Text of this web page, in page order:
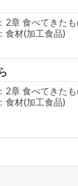
2章 食べてきた
食材(加工食品)
2章 食べてきた
食材(加工食品)